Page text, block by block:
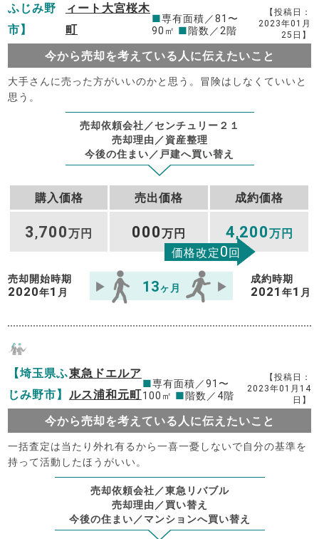
ふじみ野
市】
ィート大宮桜木
町
■専有面積／81〜
90㎡ ■階数／2階
【投稿日：
2023年01月
25日】
今から売却を考えている人に伝えたいこと
大手さんに売った方がいいのかと思う。冒険はしなくていいと
思う。
売却依頼会社／センチュリー２１
売却理由／資産整理
今後の住まい／戸建へ買い替え
購入価格 売出価格 成約価格
3 ,700万円 000万円 4,200万円
価格改定0回
売却開始時期
2020年1 月 13ヶ月
成約時期
2021 年1 月
【埼玉県ふ
じみ野市】
東急ドエルア
ルス浦和元町
■専有面積／91〜
100㎡ ■階数／4階
【投稿日：
2023年01月14
日】
今から売却を考えている人に伝えたいこと
一括査定は当たり外れ有るから一喜一憂しないで自分の基準を
持って活動したほうがいい。
売却依頼会社／東急リバブル
売却理由／買い替え
今後の住まい／マンションへ買い替え